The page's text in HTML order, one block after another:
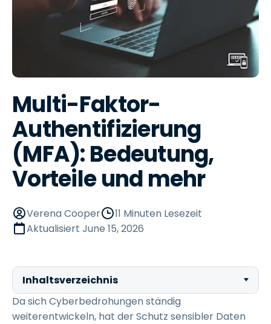
Multi-Faktor-
Authentifizierung
(MFA): Bedeutung,
Vorteile und mehr
Verena Cooper
11 Minuten Lesezeit
Aktualisiert June 15, 2026
Inhaltsverzeichnis
Da sich Cyberbedrohungen ständig
weiterentwickeln, hat der Schutz sensibler Daten